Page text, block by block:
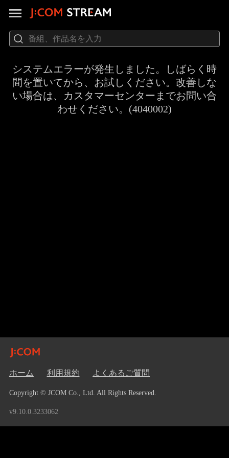
システムエラーが発生しました。しばらく時
間を置いてから、お試しください。改善しな
い場合は、カスタマーセンターまでお問い合
わせください。(4040002)
ホーム 利用規約 よくあるご質問
Copyright © JCOM Co., Ltd. All Rights Reserved.
v9.10.0.3233062